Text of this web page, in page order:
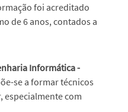
foi acreditado
de 6 anos, contados a
Informática -
se a formar técnicos
especialmente com